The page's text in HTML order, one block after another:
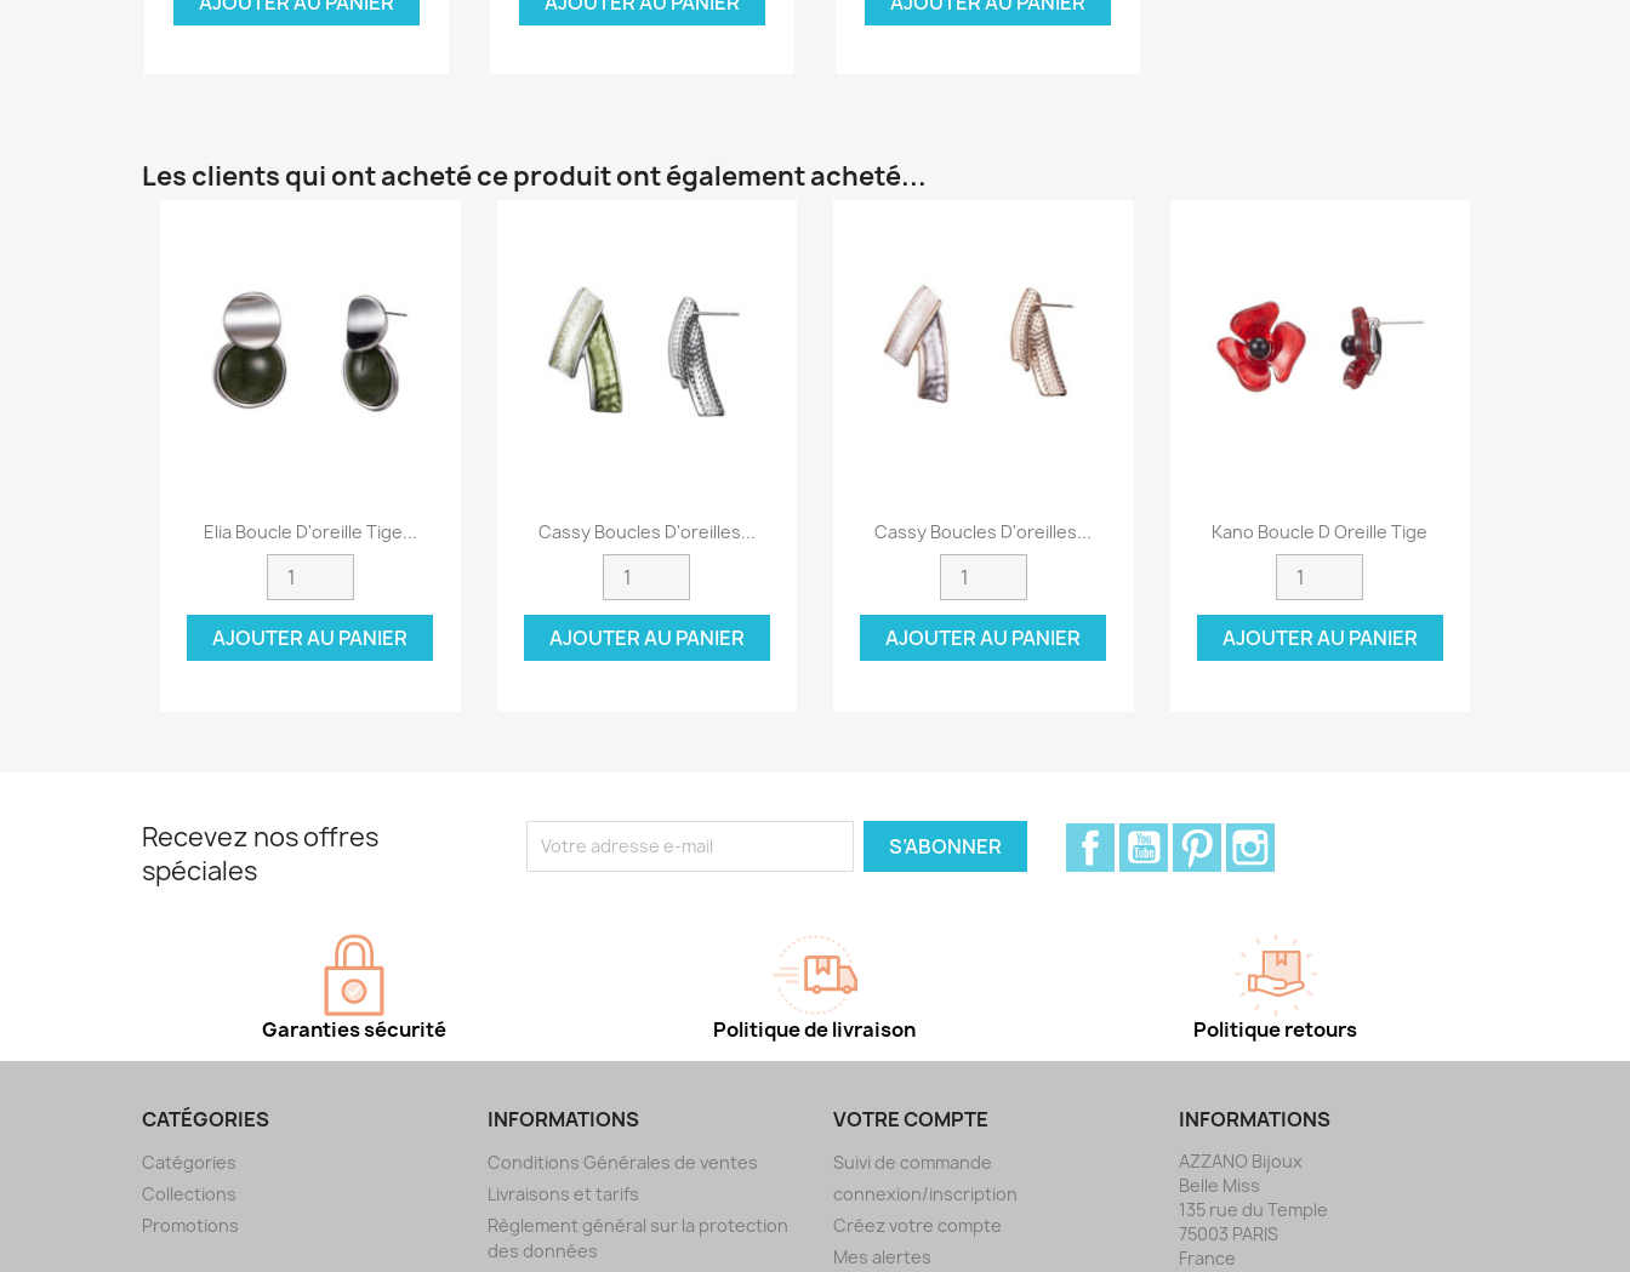
Les clients qui ont acheté ce produit ont également acheté...
Aperçu rapide
Elia Boucle D'oreille Tige...
AJOUTER AU PANIER
Aperçu rapide
Cassy Boucles D'oreilles...
AJOUTER AU PANIER
Aperçu rapide
Cassy Boucles D'oreilles...
AJOUTER AU PANIER
Aperçu rapide
Kano Boucle D Oreille Tige
AJOUTER AU PANIER
Recevez nos offres
spéciales
FacebookYouTubePinterest
Garanties sécurité Politique de livraison Politique retours
CATÉGORIES
Catégories
Collections
Promotions
INFORMATIONS
Conditions Générales de ventes
Livraisons et tarifs
Règlement général sur la protection
des données
VOTRE COMPTE
Suivi de commande
connexion/inscription
Créez votre compte
Mes alertes
INFORMATIONS
AZZANO Bijoux
Belle Miss
135 rue du Temple
75003 PARIS
France